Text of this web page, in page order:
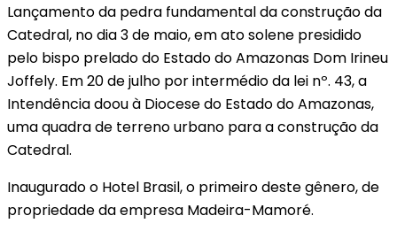
Lançamento da pedra fundamental da construção da
Catedral, no dia 3 de maio, em ato solene presidido
pelo bispo prelado do Estado do Amazonas Dom Irineu
Joffely. Em 20 de julho por intermédio da lei nº. 43, a
Intendência doou à Diocese do Estado do Amazonas,
uma quadra de terreno urbano para a construção da
Catedral.
Inaugurado o Hotel Brasil, o primeiro deste gênero, de
propriedade da empresa Madeira-Mamoré.